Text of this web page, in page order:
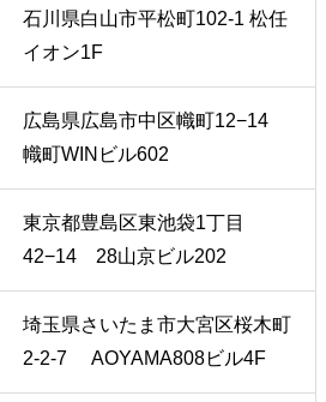
石川県白山市平松町102-1 松任
イオン1F
広島県広島市中区幟町12−14
幟町WINビル602
東京都豊島区東池袋1丁目
42−14 28山京ビル202
埼玉県さいたま市大宮区桜木町
2-2-7 AOYAMA808ビル4F